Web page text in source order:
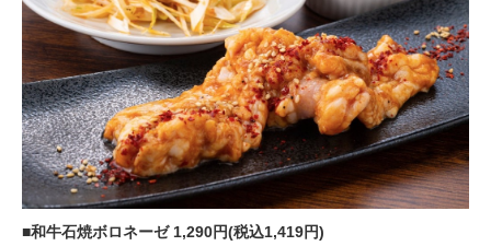
■和牛石焼ボロネーゼ 1,290円(税込1,419円)